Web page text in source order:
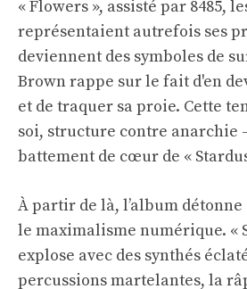
« Flowers », assisté par 8485,
représentaient autrefois ses
deviennent des symboles de
Brown rappe sur le fait d'en
et de traquer sa proie. Cette
soi, structure contre anarchie
battement de cœur de «
À partir de là, l’album détonne
le maximalisme numérique. «
explose avec des synthés
percussions martelantes, la